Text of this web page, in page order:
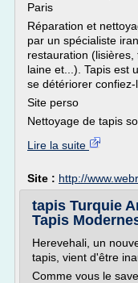
Paris
Réparation et
par un spécialiste
restauration
laine et...). Tapis est
se détériorer
Site perso
Nettoyage de tapis
Lire la suite
Site : http://
tapis Turquie
Tapis
Herevehali, un
tapis, vient d'être
Comme vous le